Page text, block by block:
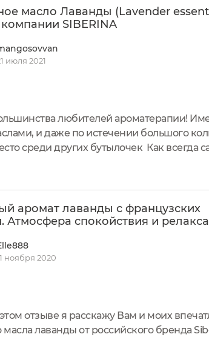
масло Лаванды (Lavender
SIBERINA
июля 2021
любителей ароматерапии!
и даже по истечении большого
среди других бутылочек Как
аромат лаванды с французских
Атмосфера спокойствия и
ноября 2020
отзыве я расскажу Вам и моих
лаванды от российского бренда